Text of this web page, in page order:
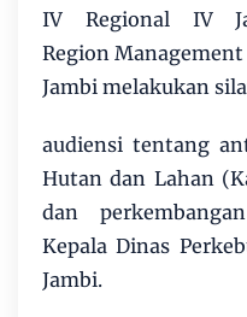
IV Regional IV
Region
Jambi melakukan
audiensi tentang
Hutan dan Lahan
dan
Kepala Dinas
Jambi.